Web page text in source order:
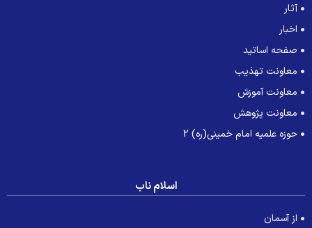
آثار
اخبار
صفحه اساتید
معاونت تهذیب
معاونت آموزش
معاونت پژوهش
حوزه علمیه امام خمینی(ره) 2
اسلام ناب
از آسمان